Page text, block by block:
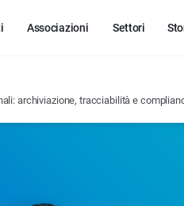
Associazioni Settori
archiviazione, tracciabilità e